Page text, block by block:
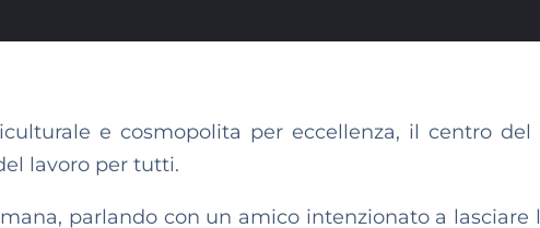
e cosmopolita per eccellenza, il centro
lavoro per tutti.
parlando con un amico intenzionato a lasciare